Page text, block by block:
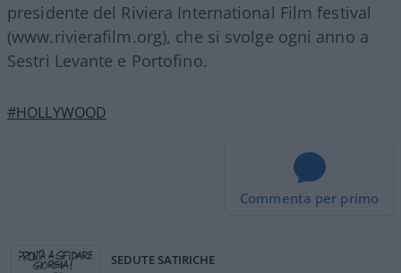
presidente del Riviera International Film festival
(www.rivierafilm.org), che si svolge ogni anno a
Sestri Levante e Portofino.
#HOLLYWOOD
Commenta per primo
SEDUTE SATIRICHE